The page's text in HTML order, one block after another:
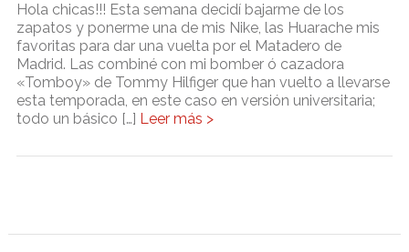
Hola chicas!!! Esta semana decidí bajarme de los
zapatos y ponerme una de mis Nike, las Huarache mis
favoritas para dar una vuelta por el Matadero de
Madrid. Las combiné con mi bomber ó cazadora
«Tomboy» de Tommy Hilfiger que han vuelto a llevarse
esta temporada, en este caso en versión universitaria;
todo un básico […] Leer más >